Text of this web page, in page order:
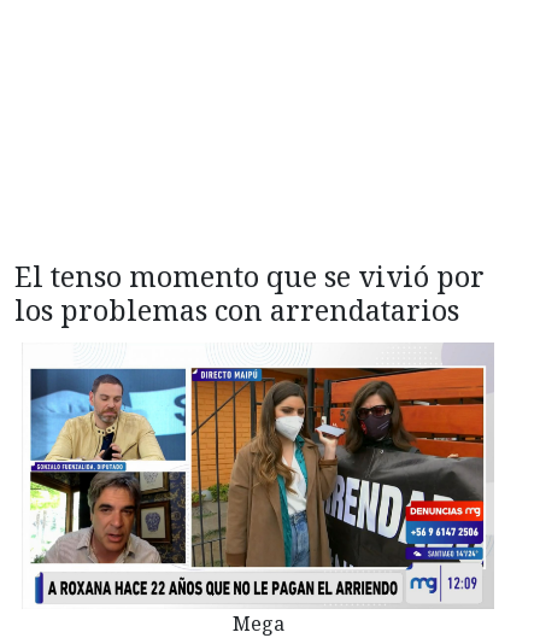
El tenso momento que se vivió por
los problemas con arrendatarios
Mega